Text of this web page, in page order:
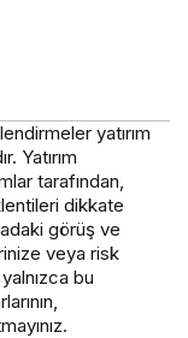
yatırım
Yatırım
tarafından,
dikkate
görüş ve
veya risk
bu